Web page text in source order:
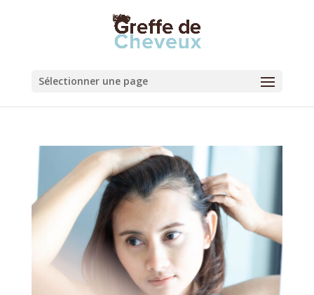
Sélectionner une page